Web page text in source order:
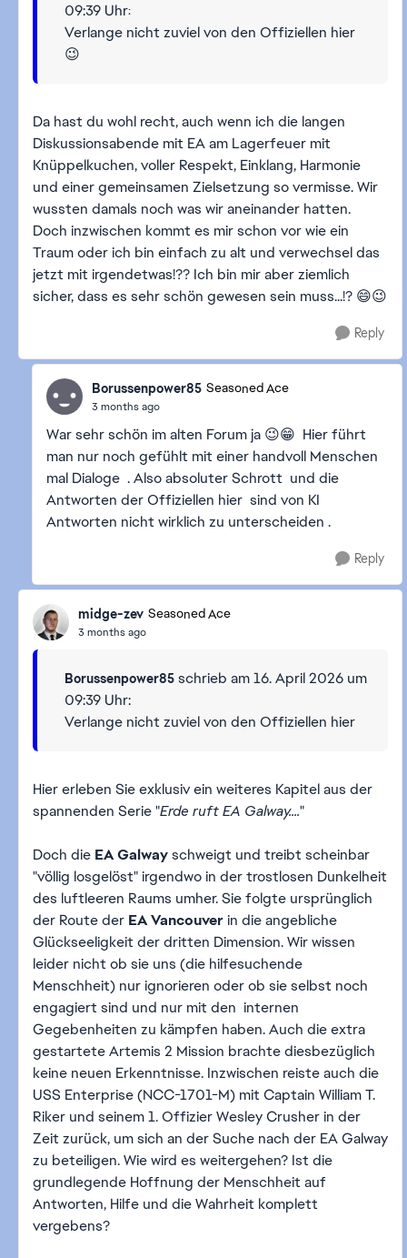
09:39 Uhr:
Verlange nicht zuviel von den Offiziellen hier
😉
Da hast du wohl recht, auch wenn ich die langen
Diskussionsabende mit EA am Lagerfeuer mit
Knüppelkuchen, voller Respekt, Einklang, Harmonie
und einer gemeinsamen Zielsetzung so vermisse. Wir
wussten damals noch was wir aneinander hatten.
Doch inzwischen kommt es mir schon vor wie ein
Traum oder ich bin einfach zu alt und verwechsel das
jetzt mit irgendetwas!?? Ich bin mir aber ziemlich
sicher, dass es sehr schön gewesen sein muss...!? 😄😉
Reply
Borussenpower85 Seasoned Ace
3 months ago
War sehr schön im alten Forum ja 😉😁 Hier führt
man nur noch gefühlt mit einer handvoll Menschen
mal Dialoge . Also absoluter Schrott und die
Antworten der Offiziellen hier sind von KI
Antworten nicht wirklich zu unterscheiden .
Reply
midge-zev Seasoned Ace
3 months ago
Borussenpower85 schrieb am 16. April 2026 um
09:39 Uhr:
Verlange nicht zuviel von den Offiziellen hier
Hier erleben Sie exklusiv ein weiteres Kapitel aus der
spannenden Serie "Erde ruft EA Galway...."
Doch die EA Galwayschweigt und treibt scheinbar
"völlig losgelöst" irgendwo in der trostlosen Dunkelheit
des luftleeren Raums umher. Sie folgte ursprünglich
der Route der EA Vancouver in die angebliche
Glückseeligkeit der dritten Dimension. Wir wissen
leider nicht ob sie uns (die hilfesuchende
Menschheit) nur ignorieren oder ob sie selbst noch
engagiert sind und nur mit den internen
Gegebenheiten zu kämpfen haben. Auch die extra
gestartete Artemis 2 Mission brachte diesbezüglich
keine neuen Erkenntnisse. Inzwischen reiste auch die
USS Enterprise (NCC-1701-M) mit Captain William T.
Riker und seinem 1. Offizier Wesley Crusher in der
Zeit zurück, um sich an der Suche nach der EA Galway
zu beteiligen. Wie wird es weitergehen? Ist die
grundlegende Hoffnung der Menschheit auf
Antworten, Hilfe und die Wahrheit komplett
vergebens?